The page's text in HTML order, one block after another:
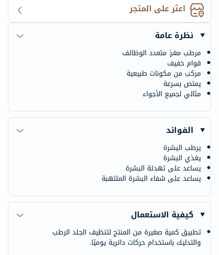
اعثر على المتجر
نظرة عامة
مرطب مغذٍ متعدد الوظائف
قوام خفيف
مركب من مكونات طبيعية
يمتص بسرعة
مثالي لجميع الأجواء
الفوائد
يرطب البشرة
يغذي البشرة
يساعد على تهدئة البشرة
يساعد على شفاء البشرة الملتهبة
كيفية الاستعمال
تطبيق كمية صغيرة من المنتج لتنظيف الجلد الرطب
والتدليك باستخدام حركات دائرية يوميًا.